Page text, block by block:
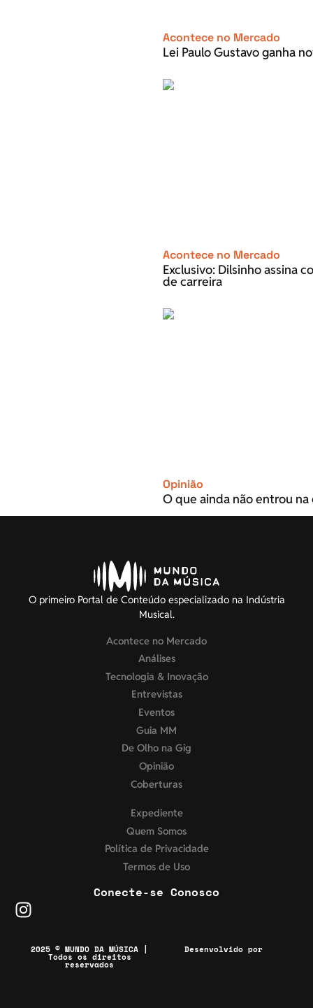
Acontece no Mercado
Lei Paulo Gustavo ganha
Acontece no Mercado
Exclusivo: Dilsinho assina
de carreira
Opinião
O que ainda não entrou
O primeiro Portal de Conteúdo especializado na Indústria
Musical.
Acontece no Mercado
Análises
Tecnologia & Inovação
Entrevistas
Eventos
Guia MM
De Olho na Gig
Opinião
Coberturas
Expediente
Quem Somos
Política de Privacidade
Termos de Uso
Conecte-se Conosco
2025 © MUNDO DA MÚSICA |
Todos os direitos
reservados
Desenvolvido por